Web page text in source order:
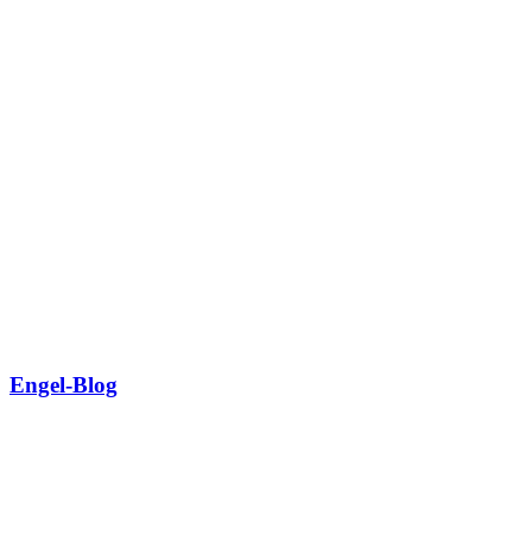
Engel-Blog